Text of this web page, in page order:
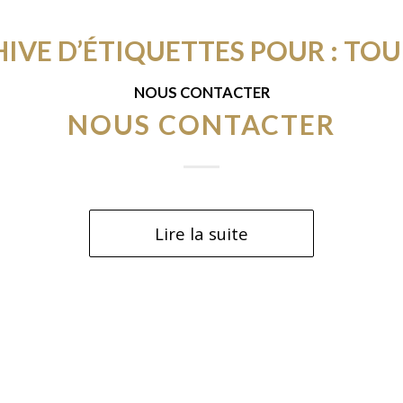
D’ÉTIQUETTES POUR :
NOUS CONTACTER
NOUS CONTACTER
Lire la suite